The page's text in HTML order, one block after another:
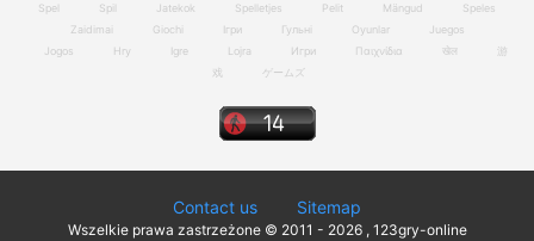
Spel
Spil Jatekok Spelletjes Pelit Mängud
Speles
Zaidimai
Giochi Ігри Гульні Oyunlar
Juegos
Jogos
Hry Igre Lojra Игри Παιχνίδια खेल
游
戏
ゲームズ
Contact us Sitemap
Wszelkie prawa zastrzeżone © 2011 - 2026 , 123gry-online